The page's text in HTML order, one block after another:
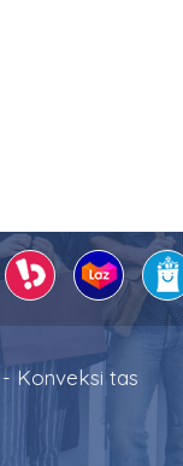
- Konveksi tas